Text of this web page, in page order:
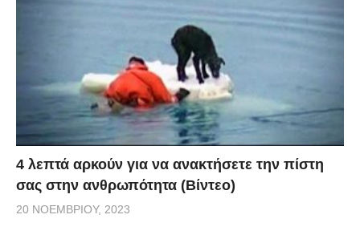
4 λεπτά αρκούν για να ανακτήσετε την πίστη
σας στην ανθρωπότητα (Βίντεο)
20 ΝΟΕΜΒΡΊΟΥ, 2023